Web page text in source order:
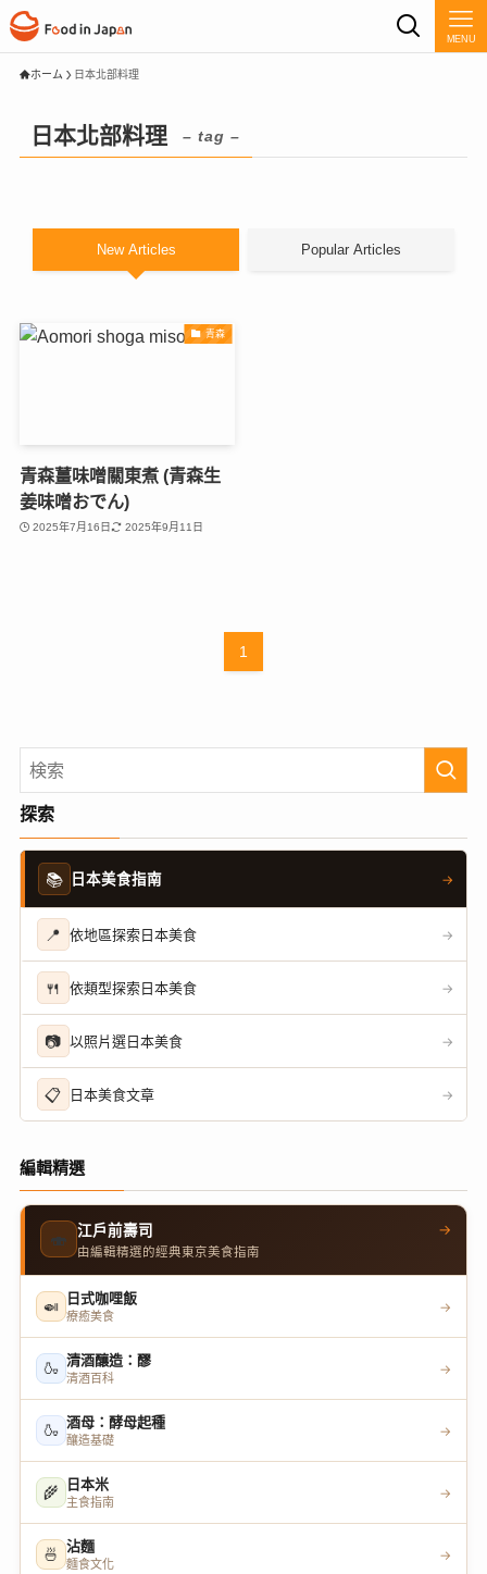
MENU
ホーム 日本北部料理
日本北部料理 – tag –
New Articles Popular Articles
青森
青森薑味噌關東煮 (青森生
姜味噌おでん)
2025年7月16日 2025年9月11日
1
探索
📚 日本美食指南 →
📍 依地區探索日本美食 →
🍴 依類型探索日本美食 →
📷 以照片選日本美食 →
📋 日本美食文章 →
編輯精選
🍣 江戶前壽司
由編輯精選的經典東京美食指南
→
🍛 日式咖哩飯
療癒美食
→
🍶 清酒釀造：醪
清酒百科
→
🍶 酒母：酵母起種
釀造基礎
→
🌾 日本米
主食指南
→
🍜 沾麵
麵食文化
→